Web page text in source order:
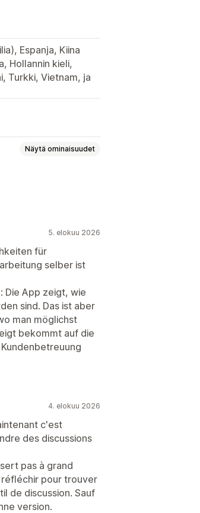
Espanja, Kiina
Hollannin kieli,
Turkki, Vietnam, ja
Näytä ominaisuudet
avatar
5. elokuu 2026
für
selber ist
Die App zeigt, wie
sind. Das ist aber
man möglichst
bekommt auf die
4. elokuu 2026
c'est
des discussions
pas à grand
pour trouver
de discussion. Sauf
version.